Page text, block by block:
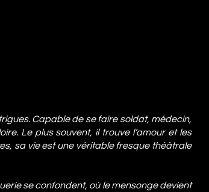
Capable de se faire soldat, médecin,
Le plus souvent, il trouve l’amour et les
sa vie est une véritable fresque théâtrale
se confondent, où le mensonge devient